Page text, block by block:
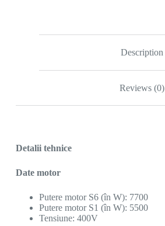
Description
Reviews (0)
Detalii tehnice
Date motor
Putere motor S6 (în W): 7700
Putere motor S1 (în W): 5500
Tensiune: 400V